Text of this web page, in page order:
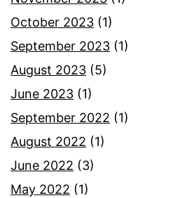
October 2023 (1)
September 2023 (1)
August 2023 (5)
June 2023 (1)
September 2022 (1)
August 2022 (1)
June 2022 (3)
May 2022 (1)